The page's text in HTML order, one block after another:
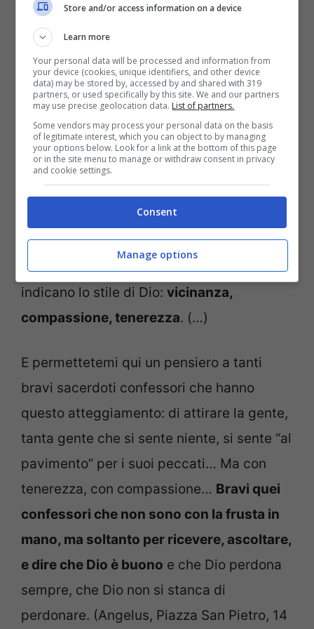
Così, Egli realizza la Buona Notizia che
annuncia:Dio si è fatto vicino alla nostra
vita, ha compassione per le sorti
dell’umanità feritae viene ad abbattere
ogni barriera che ci impedisce di vivere la
relazione con Lui, con gli altri e con noi
stessi. Si è fatto vicino… Vicinanza.
Compassione: il Vangelo dice che Gesù
vedendo il lebbroso, ne ebbe
compassione. E tenerezza. Tre parole che
indicano lo stile di Dio: vicinanza,
compassione, tenerezza. (…)
E permettetemi qui un pensiero a tanti
bravi sacerdoti confessori che hanno
questo atteggiamento: di attirare la gente,
tanta gente che si sente niente, si sente “al
pavimento” per i suoi peccati… Ma con
tenerezza, con compassione… Bravi quei
confessori che non sono con la frusta in
mano, ma soltanto per ricevere, ascoltare,
e dire che Dio è buono e che Dio perdona
sempre, che Dio non si stanca di
perdonare. (Angelus, Piazza San Pietro, 14
Store and/or access information on a device
Learn more
Your personal data will be processed and information from
your device (cookies, unique identifiers, and other device
data) may be stored by, accessed by and shared with 319
partners, or used specifically by this site. We and our partners
may use precise geolocation data. List of partners.
Some vendors may process your personal data on the basis
of legitimate interest, which you can object to by managing
your options below. Look for a link at the bottom of this page
or in the site menu to manage or withdraw consent in privacy
and cookie settings.
Consent
Manage options